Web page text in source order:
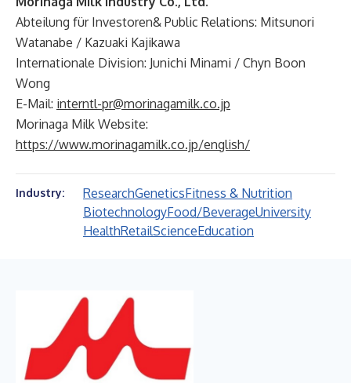
Abteilung für Investoren& Public Relations: Mitsunori
Watanabe / Kazuaki Kajikawa
Internationale Division: Junichi Minami / Chyn Boon
Wong
E-Mail: interntl-pr@morinagamilk.co.jp
Morinaga Milk Website:
https://www.morinagamilk.co.jp/english/
Industry: ResearchGeneticsFitness & Nutrition
BiotechnologyFood/BeverageUniversity
HealthRetailScienceEducation